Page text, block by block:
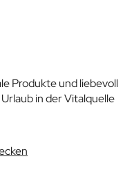
Produkte und liebevoll
in der Vitalquelle